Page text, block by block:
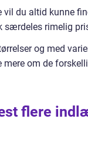
du altid kunne
særdeles rimelig
og med
om de
flere